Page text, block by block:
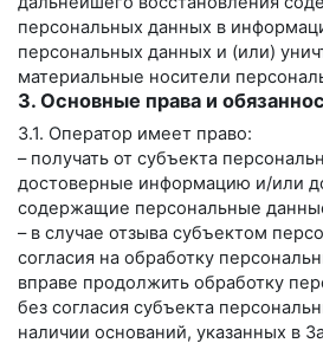
персональных данных в
персональных данных и (или)
материальные носители
3. Основные права и
3.1. Оператор имеет право:
– получать от субъекта
достоверные информацию и/или
содержащие персональные
– в случае отзыва субъектом
согласия на обработку
вправе продолжить обработку
без согласия субъекта
наличии оснований, указанных в